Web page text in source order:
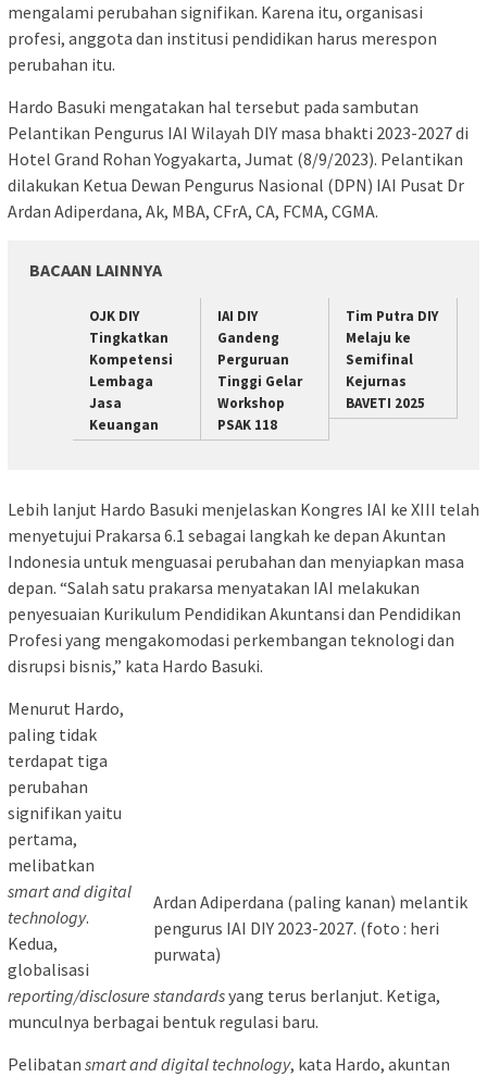
mengalami perubahan signifikan. Karena itu, organisasi
profesi, anggota dan institusi pendidikan harus merespon
perubahan itu.
Hardo Basuki mengatakan hal tersebut pada sambutan
Pelantikan Pengurus IAI Wilayah DIY masa bhakti 2023-2027 di
Hotel Grand Rohan Yogyakarta, Jumat (8/9/2023). Pelantikan
dilakukan Ketua Dewan Pengurus Nasional (DPN) IAI Pusat Dr
Ardan Adiperdana, Ak, MBA, CFrA, CA, FCMA, CGMA.
BACAAN LAINNYA
OJK DIY
Tingkatkan
Kompetensi
Lembaga
Jasa
Keuangan
IAI DIY
Gandeng
Perguruan
Tinggi Gelar
Workshop
PSAK 118
Tim Putra DIY
Melaju ke
Semifinal
Kejurnas
BAVETI 2025
Lebih lanjut Hardo Basuki menjelaskan Kongres IAI ke XIII telah
menyetujui Prakarsa 6.1 sebagai langkah ke depan Akuntan
Indonesia untuk menguasai perubahan dan menyiapkan masa
depan. “Salah satu prakarsa menyatakan IAI melakukan
penyesuaian Kurikulum Pendidikan Akuntansi dan Pendidikan
Profesi yang mengakomodasi perkembangan teknologi dan
disrupsi bisnis,” kata Hardo Basuki.
Ardan Adiperdana (paling kanan) melantik
pengurus IAI DIY 2023-2027. (foto : heri
purwata)
Menurut Hardo,
paling tidak
terdapat tiga
perubahan
signifikan yaitu
pertama,
melibatkan
smart and digital
technology.
Kedua,
globalisasi
reporting/disclosure standardsyang terus berlanjut. Ketiga,
munculnya berbagai bentuk regulasi baru.
Pelibatan smart and digital technology, kata Hardo, akuntan